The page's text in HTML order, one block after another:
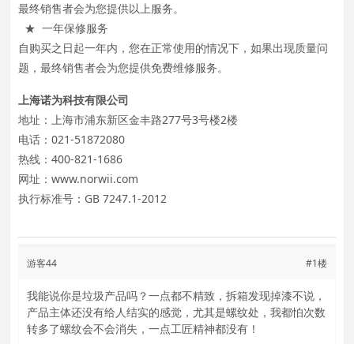
最终销售者会为您提供以上服务。
★ 一年保修服务
自购买之日起一年内，您在正常使用的情况下，如果出现质量问
题，最终销售者会为您提供免费维修服务。
上海诺为科技有限公司
地址：上海市浦东新区金丰路277号3号楼2楼
电话：021-51872080
热线：400-821-1686
网址：www.norwii.com
执行标准号：GB 7247.1-2012
游客44 #1楼
我能说你是垃圾产品吗？一点都不精致，拆箱发现掉漆不说，
产品主体还没有给人结实的感觉，尤其是螺纹处，我都怕次数
转多了螺纹会不会消失，一点工匠精神都没有！